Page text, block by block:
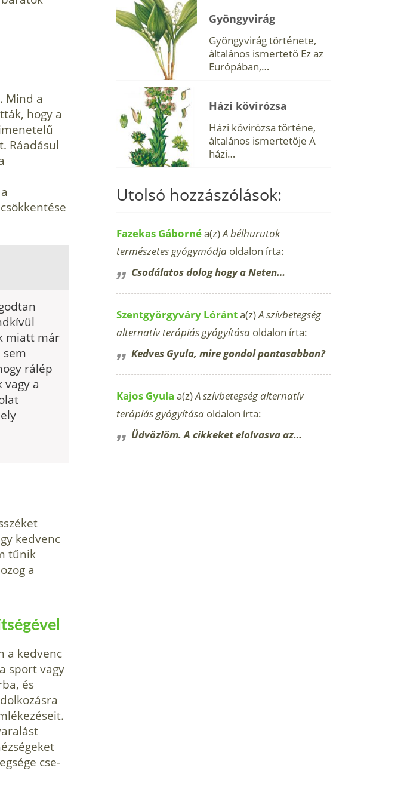
Mind a
hogy a
Ráadásul
miatt már
rálép
a
kedvenc
tűnik
a
a kedvenc
sport vagy
és
cse­
Gyöngyvirág
Gyöngyvirág története,
általános ismertető Ez az
Európában,…
Házi kövirózsa
Házi kövirózsa történe,
általános ismertetője A
házi…
Utolsó hozzászólások:
Fazekas Gábornéa(z)A bélhurutok
természetes gyógymódja oldalon írta:
Csodálatos dolog hogy a Neten…
Szentgyörgyváry Lóránta(z)A szívbetegség
alternatív terápiás gyógyítása oldalon írta:
Kedves Gyula, mire gondol pontosabban?
Kajos Gyula a(z)A szívbetegség alternatív
terápiás gyógyítása oldalon írta:
Üdvözlöm. A cikkeket elolvasva az…